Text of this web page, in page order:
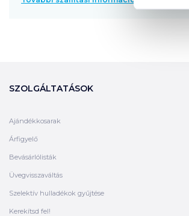
SZOLGÁLTATÁSOK
Ajándékkosarak
Árfigyelő
Bevásárlólisták
Üvegvisszaváltás
Szelektív hulladékok gyűjtése
Kerekítsd fel!